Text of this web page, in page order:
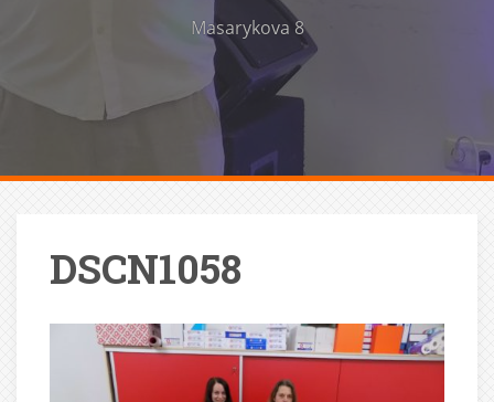
Masarykova 8
DSCN1058